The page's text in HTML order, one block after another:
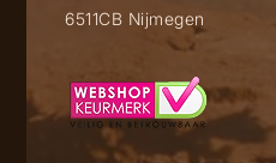
6511CB Nijmegen